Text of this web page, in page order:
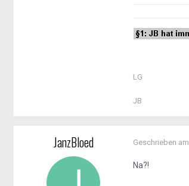
LG
JB
JanzBloed Geschrieben am
Na?!